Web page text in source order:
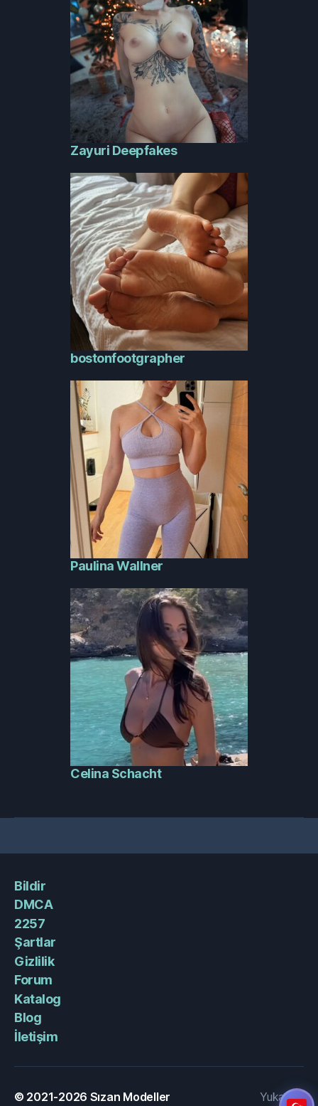
Zayuri Deepfakes
bostonfootgrapher
Paulina Wallner
Celina Schacht
Bildir
DMCA
2257
Şartlar
Gizlilik
Forum
Katalog
Blog
İletişim
© 2021-2026 Sızan Modeller Yukarı↑